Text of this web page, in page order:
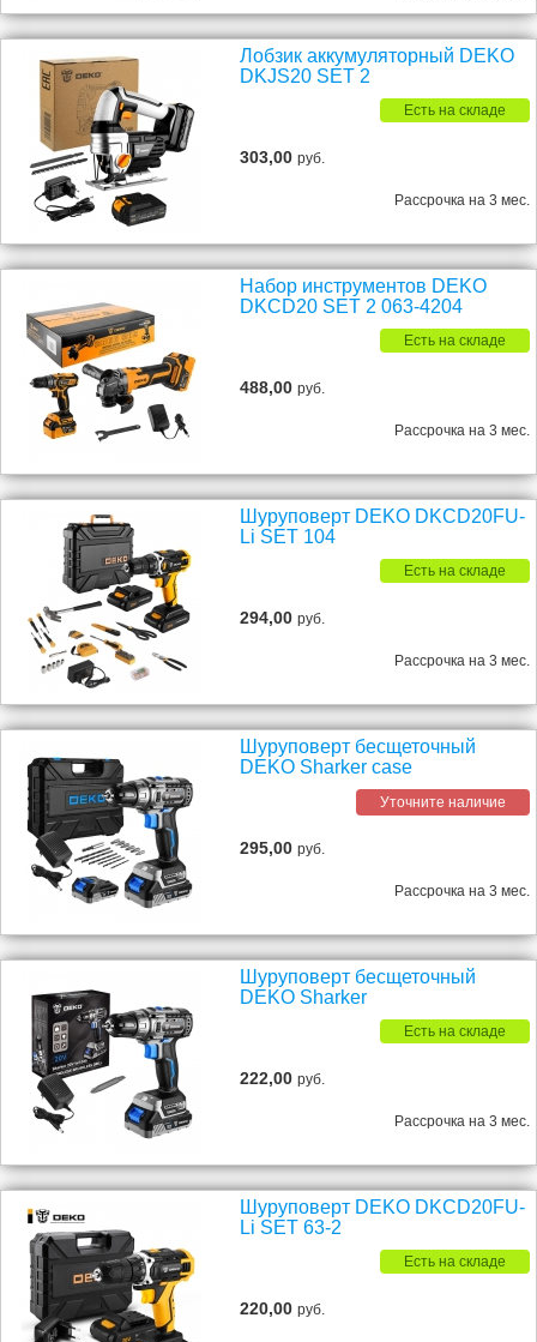
Лобзик аккумуляторный DEKO
DKJS20 SET 2
Есть на складе
303,00руб.
Рассрочка на 3 мес.
Набор инструментов DEKO
DKCD20 SET 2 063-4204
Есть на складе
488,00руб.
Рассрочка на 3 мес.
Шуруповерт DEKO DKCD20FU-
Li SET 104
Есть на складе
294,00руб.
Рассрочка на 3 мес.
Шуруповерт бесщеточный
DEKO Sharker case
Уточните наличие
295,00руб.
Рассрочка на 3 мес.
Шуруповерт бесщеточный
DEKO Sharker
Есть на складе
222,00руб.
Рассрочка на 3 мес.
Шуруповерт DEKO DKCD20FU-
Li SET 63-2
Есть на складе
220,00руб.